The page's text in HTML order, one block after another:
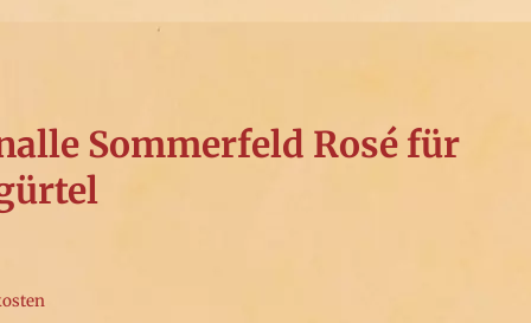
Sommerfeld Rosé für